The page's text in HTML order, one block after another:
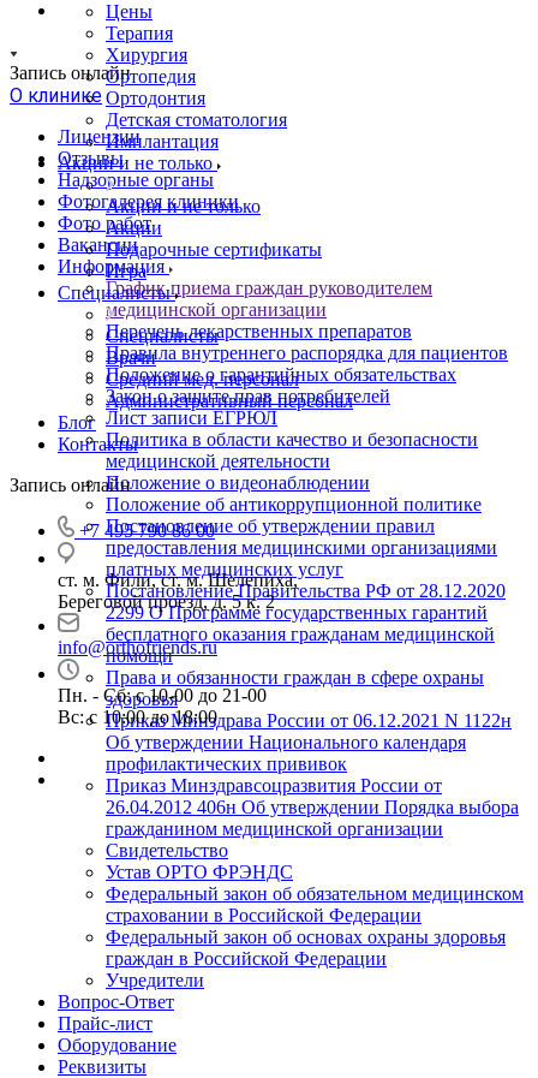
Запись онлайн
О клинике
Лицензии
Отзывы
Надзорные органы
Фотогалерея клиники
Фото работ
Вакансии
Информация
График приема граждан руководителем
медицинской организации
Перечень лекарственных препаратов
Правила внутреннего распорядка для пациентов
Положение о гарантийных обязательствах
Закон о защите прав потребителей
Лист записи ЕГРЮЛ
Политика в области качество и безопасности
медицинской деятельности
Положение о видеонаблюдении
Положение об антикоррупционной политике
Постановление об утверждении правил
предоставления медицинскими организациями
платных медицинских услуг
Постановление Правительства РФ от 28.12.2020
2299 О Программе государственных гарантий
бесплатного оказания гражданам медицинской
помощи
Права и обязанности граждан в сфере охраны
здоровья
Приказ Минздрава России от 06.12.2021 N 1122н
Об утверждении Национального календаря
профилактических прививок
Приказ Минздравсоцразвития России от
26.04.2012 406н Об утверждении Порядка выбора
гражданином медицинской организации
Свидетельство
Устав ОРТО ФРЭНДС
Федеральный закон об обязательном медицинском
страховании в Российской Федерации
Федеральный закон об основах охраны здоровья
граждан в Российской Федерации
Учредители
Вопрос-Ответ
Прайс-лист
Оборудование
Реквизиты
Цены
Терапия
Хирургия
Ортопедия
Ортодонтия
Детская стоматология
Имплантация
Акции и не только
Акции и не только
Акции
Подарочные сертификаты
Игра
Специалисты
Специалисты
Врачи
Средний мед. персонал
Административный персонал
Блог
Контакты
Запись онлайн
+7 495 790 86 00
ст. м. Фили, ст. м. Шелепиха,
Береговой проезд, д. 5 к. 2
info@orthofriends.ru
Пн. - Сб: с 10-00 до 21-00
Вс: c 10:00 до 18:00